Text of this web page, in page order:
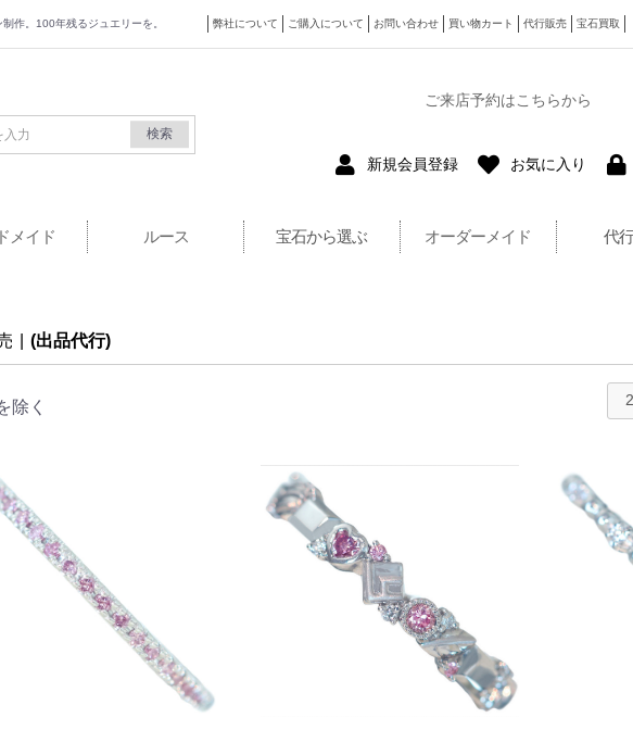
作。100年残るジュエリーを。 弊社について ご購入について お問い合わせ 買い物カート 代行販売 宝石買取
ト
検索
ご来店予約はこちらから
新規会員登録 お気に入り
メイド ルース 宝石から選ぶ オーダーメイド 代
(出品代行)
除く